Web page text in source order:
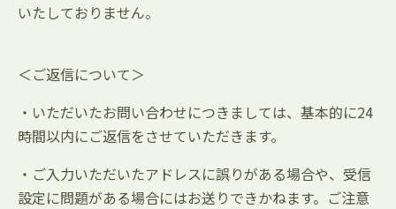
いたしておりません。
＜ご返信について＞
・いただいたお問い合わせにつきましては、基本的に24
時間以内にご返信をさせていただきます。
・ご入力いただいたアドレスに誤りがある場合や、受信
設定に問題がある場合にはお送りできかねます。ご注意